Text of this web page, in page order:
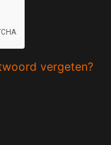
vergeten?